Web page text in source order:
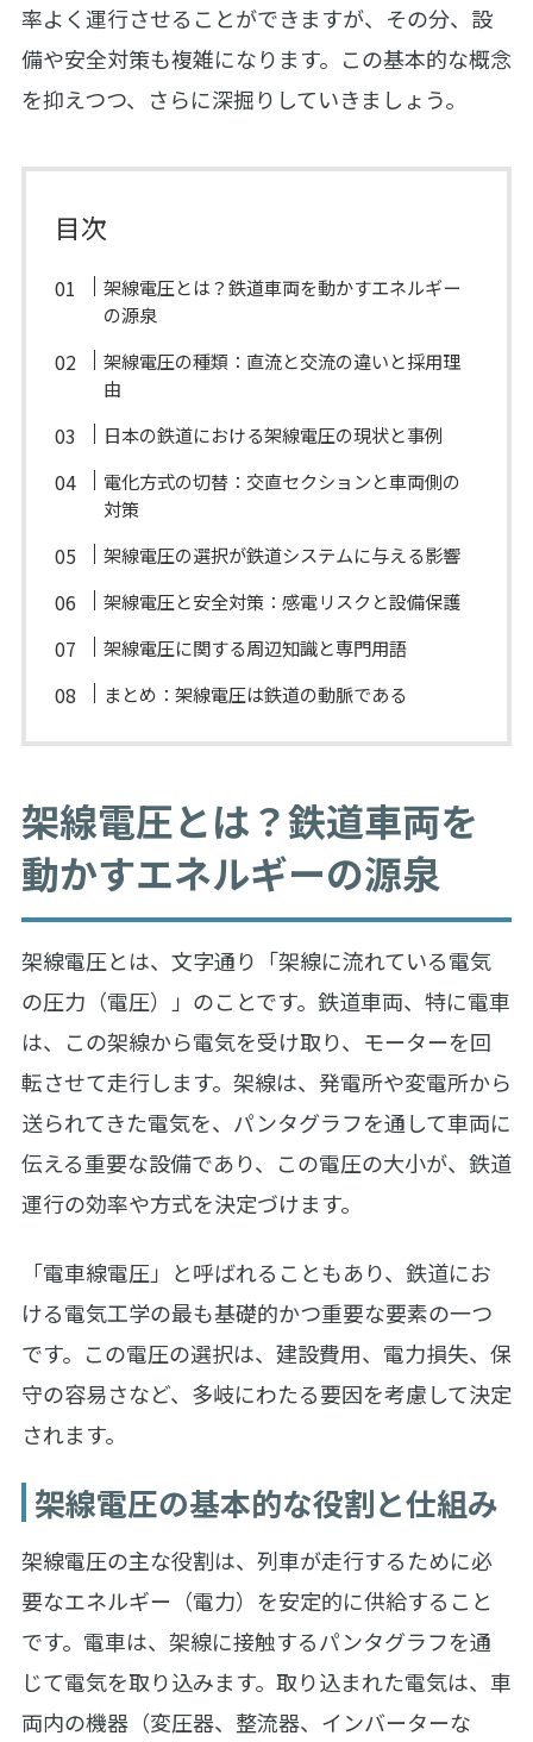
率よく運行させることができますが、その分、設
備や安全対策も複雑になります。この基本的な概念
を抑えつつ、さらに深掘りしていきましょう。
目次
架線電圧とは？鉄道車両を動かすエネルギー
の源泉
架線電圧の種類：直流と交流の違いと採用理
由
日本の鉄道における架線電圧の現状と事例
電化方式の切替：交直セクションと車両側の
対策
架線電圧の選択が鉄道システムに与える影響
架線電圧と安全対策：感電リスクと設備保護
架線電圧に関する周辺知識と専門用語
まとめ：架線電圧は鉄道の動脈である
架線電圧とは？鉄道車両を
動かすエネルギーの源泉
架線電圧とは、文字通り「架線に流れている電気
の圧力（電圧）」のことです。鉄道車両、特に電車
は、この架線から電気を受け取り、モーターを回
転させて走行します。架線は、発電所や変電所から
送られてきた電気を、パンタグラフを通して車両に
伝える重要な設備であり、この電圧の大小が、鉄道
運行の効率や方式を決定づけます。
「電車線電圧」と呼ばれることもあり、鉄道にお
ける電気工学の最も基礎的かつ重要な要素の一つ
です。この電圧の選択は、建設費用、電力損失、保
守の容易さなど、多岐にわたる要因を考慮して決定
されます。
架線電圧の基本的な役割と仕組み
架線電圧の主な役割は、列車が走行するために必
要なエネルギー（電力）を安定的に供給すること
です。電車は、架線に接触するパンタグラフを通
じて電気を取り込みます。取り込まれた電気は、車
両内の機器（変圧器、整流器、インバーターな